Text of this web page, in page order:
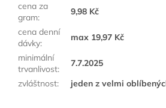
cena za
gram:
9,98 Kč
cena denní
dávky:
max 19,97 Kč
minimální
trvanlivost:
7.7.2025
zvláštnost: jeden z velmi